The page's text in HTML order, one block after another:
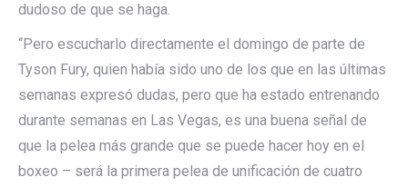
dudoso de que se haga.
“Pero escucharlo directamente el domingo de parte de
Tyson Fury, quien había sido uno de los que en las últimas
semanas expresó dudas, pero que ha estado entrenando
durante semanas en Las Vegas, es una buena señal de
que la pelea más grande que se puede hacer hoy en el
boxeo – será la primera pelea de unificación de cuatro